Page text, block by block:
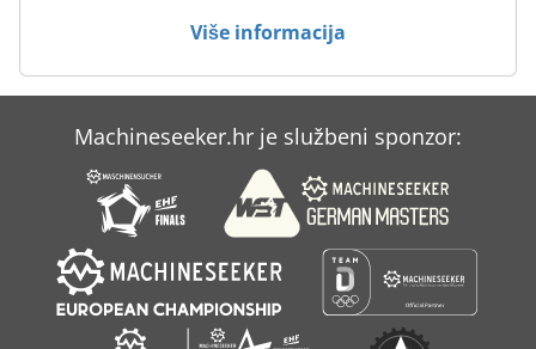
postavljenim oko prirubnice vretena, uključuje spremnik
A Stroj je opremljen sa: • Daljinski Heidenhain HR550
Renishaw mjerni sustav • BLUM laserski presetting •
AUTOCAL automatski sustav za kalibraciju glave • Visormax
pretplata za daljinsko nadgledanje • Klimatizirani ormar za
elektroniku • Sustav hlađenja svih osi i elektromotora • 2
transportera strugotina sa svake strane radne površine •
Upute za upotrebu i održavanje te CE deklaracija
sukladnosti
Više informacija
Machineseeker.hr je službeni sponzor: